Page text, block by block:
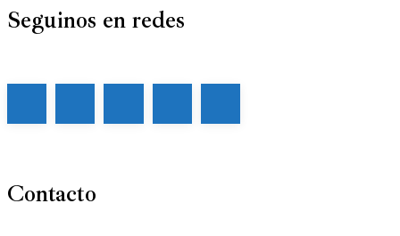
Seguinos en redes
Contacto